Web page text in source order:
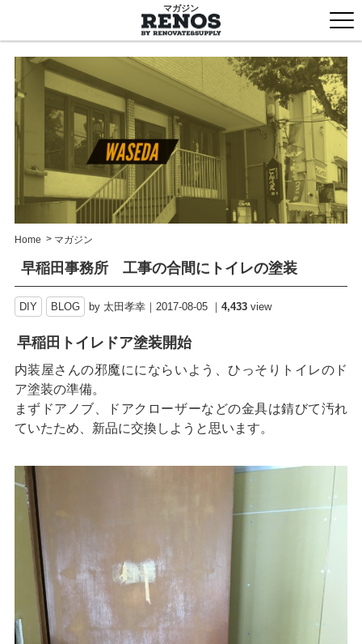
マガジン
Home > マガジン
早稲田事務所 工事の合間にトイレの塗装
DIY BLOG by 太田孝幸 2017-08-05 4,433view
早稲田トイレドア塗装開始
内装屋さんの邪魔ににならいよう、ひっそりトイレのド
ア塗装の準備。
まずドアノブ、ドアクローザーなどの金具は錆びて汚れ
ていたため、新品に交換しようと思います。